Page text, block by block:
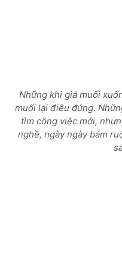
Những khi giá muối
muối lại điêu đứng.
tìm công việc mới,
nghề, ngày ngày bám